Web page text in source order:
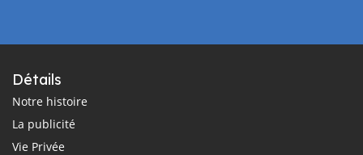
Détails
Notre histoire
La publicité
Vie Privée